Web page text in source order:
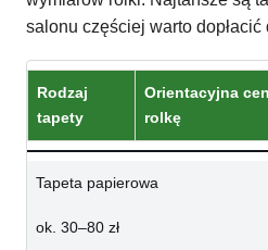
salonu częściej warto
Rodzaj
tapety
Orientacyjna
rolkę
Tapeta papierowa
ok. 30–80 zł